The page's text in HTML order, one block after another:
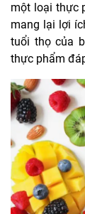
một loại thực
mang lại lợi
tuổi thọ của
thực phẩm